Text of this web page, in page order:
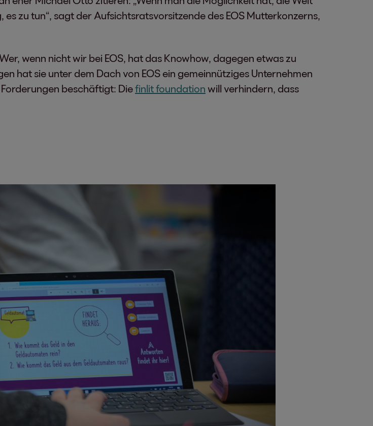
zu tun“, sagt der Aufsichtsratsvorsitzende des EOS Mutterkonzerns,
wenn nicht wir bei EOS, hat das Knowhow, dagegen etwas zu
hat sie unter dem Dach von EOS ein gemeinnütziges Unternehmen
beschäftigt: Diefinlit foundation will verhindern, dass